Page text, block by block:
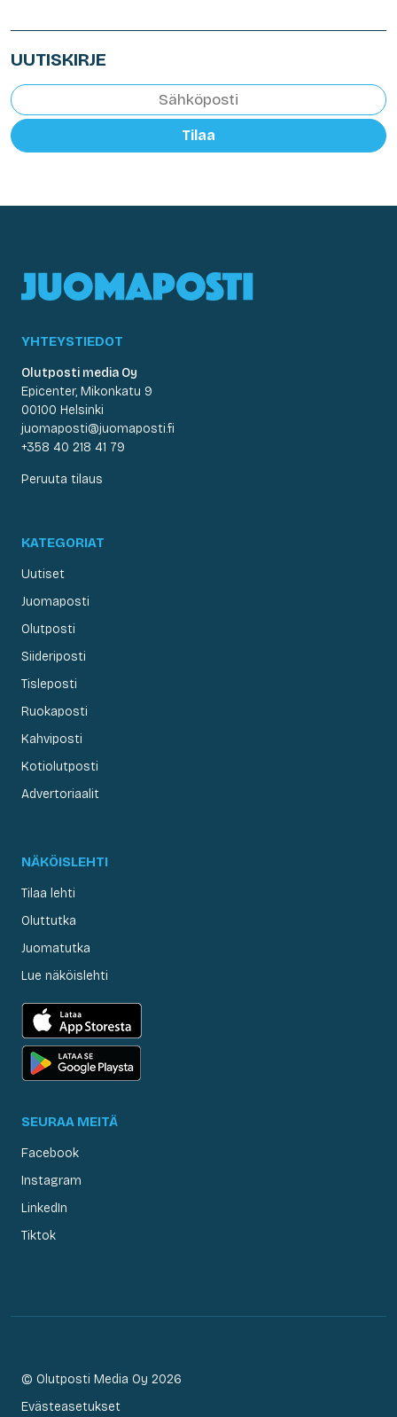
UUTISKIRJE
Tilaa
YHTEYSTIEDOT
Olutposti media Oy
Epicenter, Mikonkatu 9
00100 Helsinki
juomaposti@juomaposti.fi
+358 40 218 41 79
Peruuta tilaus
KATEGORIAT
Uutiset
Juomaposti
Olutposti
Siideriposti
Tisleposti
Ruokaposti
Kahviposti
Kotiolutposti
Advertoriaalit
NÄKÖISLEHTI
Tilaa lehti
Oluttutka
Juomatutka
Lue näköislehti
SEURAA MEITÄ
Facebook
Instagram
LinkedIn
Tiktok
© Olutposti Media Oy 2026
Evästeasetukset